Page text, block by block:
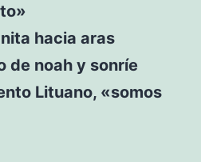
hacia aras
de noah y sonríe
Lituano, «somos